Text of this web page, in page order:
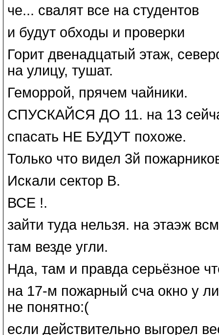
че... свалят все на студентов
и будут обходы и проверки
Горит двенадцатый этаж,
на улицу, тушат.
Геморрой, прячем чайники.
СПУСКАЙСЯ ДО 11. на 13
спасать НЕ БУДУТ похоже.
Только что видел 3й
Искали сектор В.
ВСЕ !.
зайти туда нельзя. на этаэж
там везде угли.
Нда, там и правда серьёзное
на 17-м пожарный сча окно у
не понятно:(
если действительно выгорел